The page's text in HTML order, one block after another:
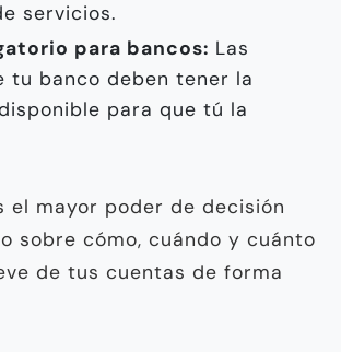
servicios.
para bancos: Las
tu banco deben tener la
para que tú la
el mayor poder de decisión
sobre cómo, cuándo y cuánto
de tus cuentas de forma